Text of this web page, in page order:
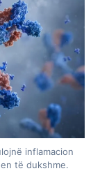
inflamacion
të dukshme.